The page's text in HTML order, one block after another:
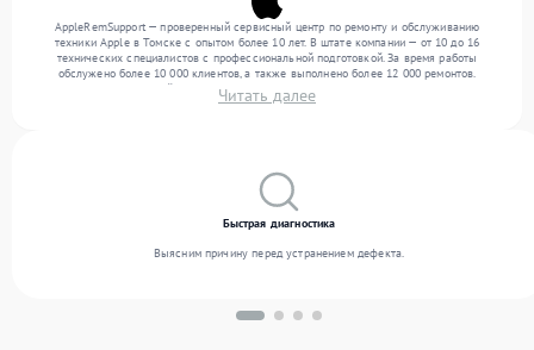
AppleRemSupport — проверенный сервисный центр по ремонту и обслуживанию
техники Apple в Томске с опытом более 10 лет. В штате компании — от 10 до 16
технических специалистов с профессиональной подготовкой. За время работы
обслужено более 10 000 клиентов, а также выполнено более 12 000 ремонтов.
Ежемесячно в сервисный центр поступает свыше 300 единиц техники, включая , , . Мы
устраняем поломки любой сложности и гарантируем высокое качество обслуживания
Читать далее
Быстрая диагностика
Выясним причину перед устранением дефекта.